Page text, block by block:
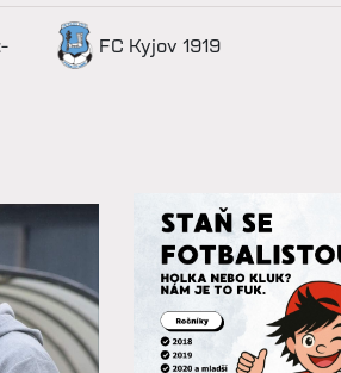
FC Kyjov 1919